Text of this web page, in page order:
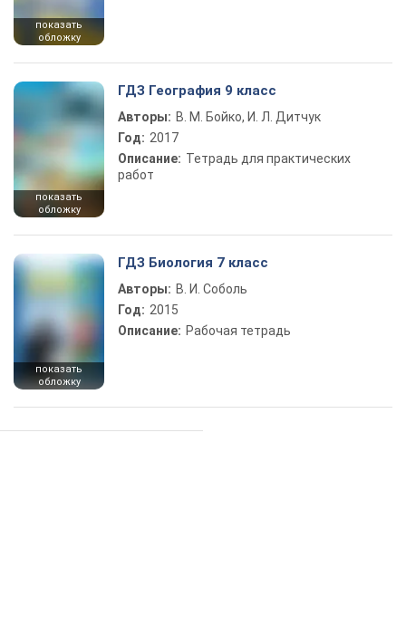
показать
обложку
показать
обложку
ГДЗ География 9 класс
Авторы: В. М. Бойко, И. Л. Дитчук
Год: 2017
Описание: Тетрадь для практических
работ
показать
обложку
ГДЗ Биология 7 класс
Авторы: В. И. Соболь
Год: 2015
Описание: Рабочая тетрадь